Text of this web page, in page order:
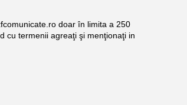
doar în limita a 250
cu termenii agreaţi şi menţionaţi in